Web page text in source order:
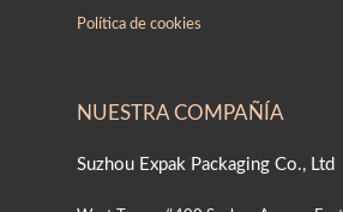
Política de cookies
NUESTRA COMPAÑÍA
Suzhou Expak Packaging Co., Ltd